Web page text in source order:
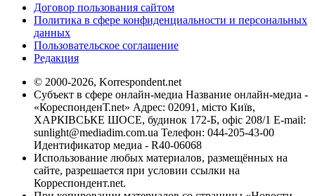
Договор пользования сайтом
Политика в сфере конфиденциальности и персональных
данных
Пользовательское соглашение
Редакция
© 2000-2026, Korrespondent.net
Субъект в сфере онлайн-медиа Название онлайн-медиа -
«КореспонденТ.net» Адрес: 02091, місто Київ,
ХАРКІВСЬКЕ ШОСЕ, будинок 172-Б, офіс 208/1 E-mail:
sunlight@mediadim.com.ua Телефон: 044-205-43-00
Идентификатор медиа - R40-06068
Использование любых материалов, размещённых на
сайте, разрешается при условии ссылки на
Корреспондент.net.